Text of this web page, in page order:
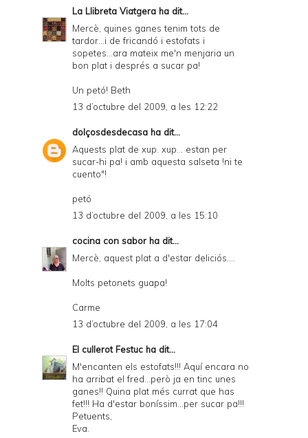
La Llibreta Viatgera ha dit...
Mercè, quines ganes tenim tots de
tardor...i de fricandó i estofats i
sopetes...ara mateix me'n menjaria un
bon plat i després a sucar pa!
Un petó! Beth
13 d’octubre del 2009, a les 12:22
dolçosdesdecasa ha dit...
Aquests plat de xup. xup... estan per
sucar-hi pa! i amb aquesta salseta !ni te
cuento"!
petó
13 d’octubre del 2009, a les 15:10
cocina con sabor ha dit...
Mercè, aquest plat a d'estar deliciós....
Molts petonets guapa!
Carme
13 d’octubre del 2009, a les 17:04
El cullerot Festuc ha dit...
M'encanten els estofats!!! Aquí encara no
ha arribat el fred...però ja en tinc unes
ganes!! Quina plat més currat que has
fet!!! Ha d'estar boníssim...per sucar pa!!!
Petuents,
Eva.